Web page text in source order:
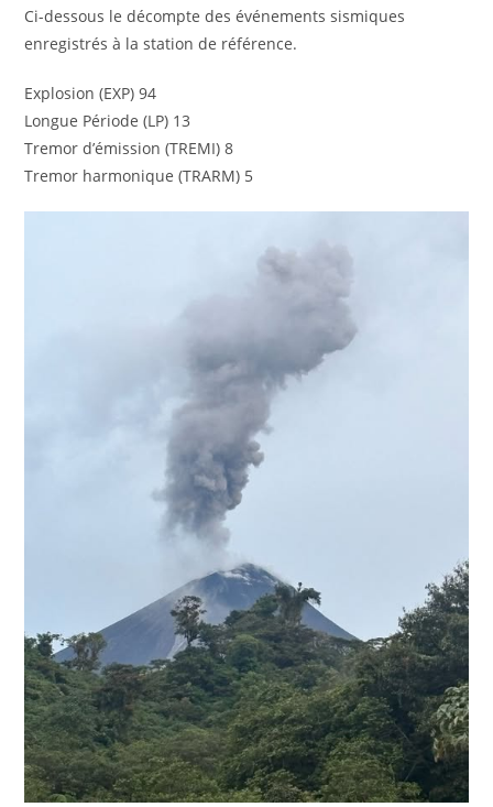
Ci-dessous le décompte des événements sismiques
enregistrés à la station de référence.
Explosion (EXP) 94
Longue Période (LP) 13
Tremor d’émission (TREMI) 8
Tremor harmonique (TRARM) 5